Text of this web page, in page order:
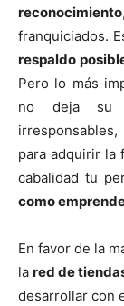
reconocimiento
franquiciados.
respaldo
Pero lo más
no deja su
para adquirir la
cabalidad tu
como
En favor de la
la red de
desarrollar con